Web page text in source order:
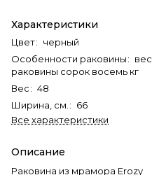
Характеристики
Цвет: черный
Особенности раковины: вес
раковины сорок восемь кг
Вес: 48
Ширина, см. : 66
Все характеристики
Описание
Раковина из мрамора Erozy